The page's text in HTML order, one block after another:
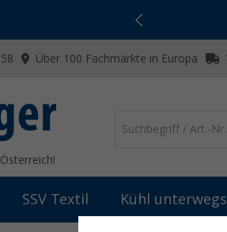
Über 100 Fachmärkte in Europa
SSV Textil Kühl unterwegs